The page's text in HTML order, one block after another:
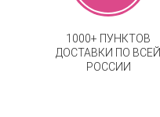
1000+ ПУНКТОВ
ДОСТАВКИ ПО ВСЕЙ
РОССИИ